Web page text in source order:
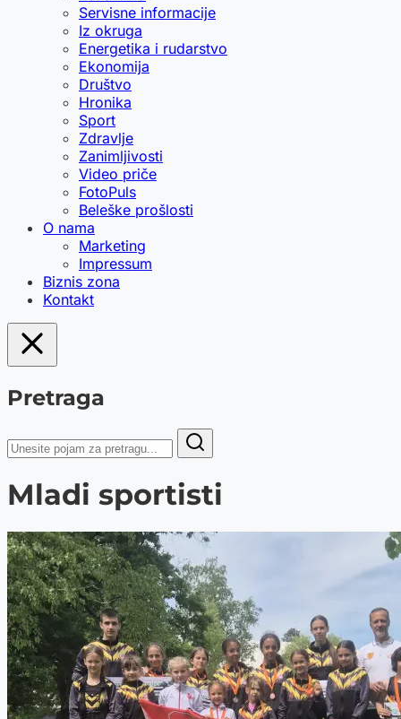
Servisne informacije
Iz okruga
Energetika i rudarstvo
Ekonomija
Društvo
Hronika
Sport
Zdravlje
Zanimljivosti
Video priče
FotoPuls
Beleške prošlosti
O nama
Marketing
Impressum
Biznis zona
Kontakt
Pretraga
Mladi sportisti